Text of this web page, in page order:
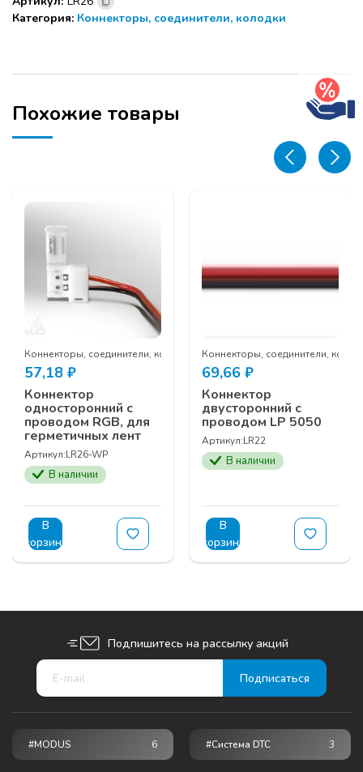
проводом
LP
RGB
Категория: Коннекторы, соединители, колодки
Похожие товары
Коннекторы, соединители, колодки
57,18 ₽
Коннектор
односторонний с
проводом RGB, для
герметичных лент
Артикул:LR26-WP
В наличии
В
корзину
Коннекторы, соединители,
69,66 ₽
Коннектор
двусторонний с
проводом LP 5050
Артикул:LR22
В наличии
В
корзину
Подпишитесь на рассылку акций
#MODUS 6 #Система DTC 3